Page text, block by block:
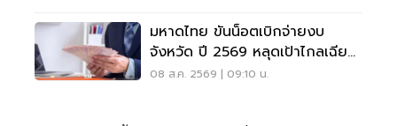
มหาดไทย ขันน็อตเบิกจ่ายงบ
จังหวัด ปี 2569 หลุดเป้าไกลเฉียด
40%
08 ส.ค. 2569 | 09:10 น.